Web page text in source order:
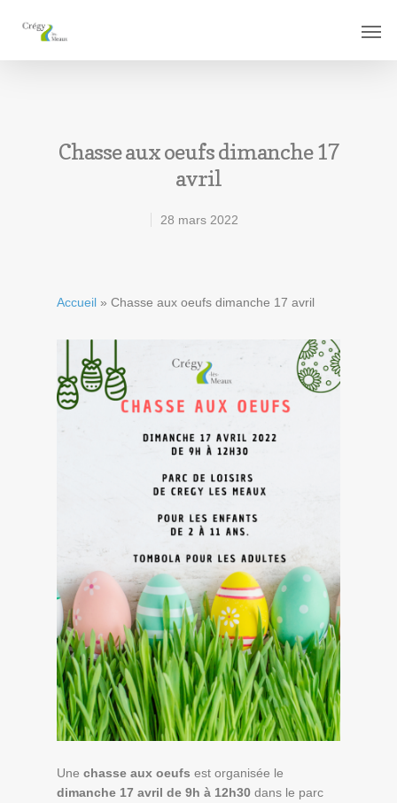
Chasse aux oeufs dimanche 17
avril
28 mars 2022
Accueil » Chasse aux oeufs dimanche 17 avril
Une chasse aux oeufs est organisée le
dimanche 17 avril de 9h à 12h30 dans le parc